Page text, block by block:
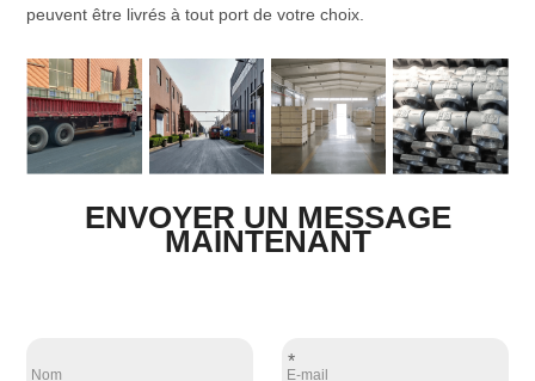
peuvent être livrés à tout port de votre choix.
ENVOYER UN MESSAGE
MAINTENANT
*